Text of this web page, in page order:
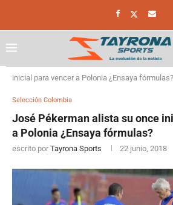
inicial para vencer a Polonia ¿Ensaya fórmulas?
Selección Colombia
José Pékerman alista su once
a Polonia ¿Ensaya fórmulas?
escrito por Tayrona Sports 22 junio, 2018